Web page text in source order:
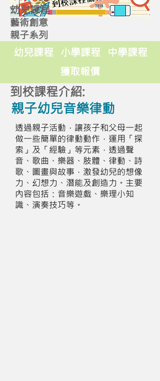
幼兒課程
藝術創意
親子系列
幼兒課程 小學課程
中學課程
獲取報價
到校課程介紹:
親子幼兒音樂律動
透過親子活動，讓孩子和父母一起
做一些簡單的律動動作，運用「探
索」及「經驗」等元素，透過聲
音、歌曲、樂器、肢體、律動、詩
歌、圖畫與故事，激發幼兒的想像
力、幻想力、潛能及創造力。主要
內容包括：音樂遊戲、樂理小知
識、演奏技巧等。